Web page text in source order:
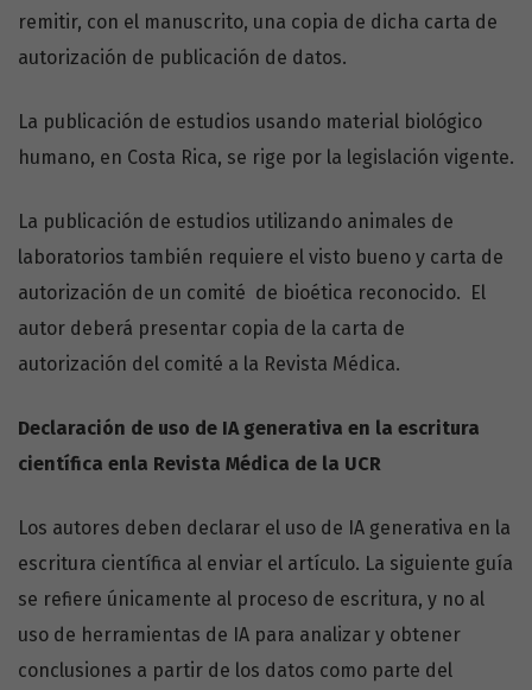
remitir, con el manuscrito, una copia de dicha carta de
autorización de publicación de datos.
La publicación de estudios usando material biológico
humano, en Costa Rica, se rige por la legislación vigente.
La publicación de estudios utilizando animales de
laboratorios también requiere el visto bueno y carta de
autorización de un comité de bioética reconocido. El
autor deberá presentar copia de la carta de
autorización del comité a la Revista Médica.
Declaración de uso de IA generativa en la escritura
científica enla Revista Médica de la UCR
Los autores deben declarar el uso de IA generativa en la
escritura científica al enviar el artículo. La siguiente guía
se refiere únicamente al proceso de escritura, y no al
uso de herramientas de IA para analizar y obtener
conclusiones a partir de los datos como parte del